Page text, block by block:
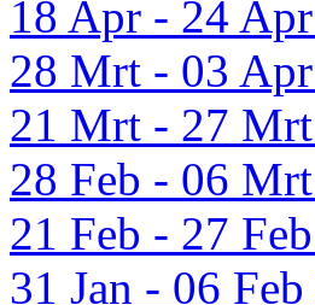
18 Apr - 24
28 Mrt - 03
21 Mrt - 27
28 Feb - 06
21 Feb - 27
31 Jan - 06